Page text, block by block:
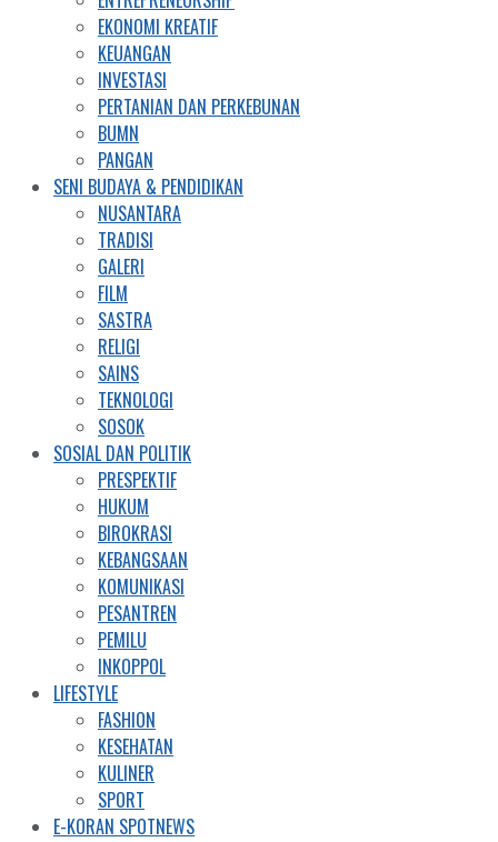
EKONOMI KREATIF
KEUANGAN
INVESTASI
PERTANIAN DAN PERKEBUNAN
BUMN
PANGAN
SENI BUDAYA & PENDIDIKAN
NUSANTARA
TRADISI
GALERI
FILM
SASTRA
RELIGI
SAINS
TEKNOLOGI
SOSOK
SOSIAL DAN POLITIK
PRESPEKTIF
HUKUM
BIROKRASI
KEBANGSAAN
KOMUNIKASI
PESANTREN
PEMILU
INKOPPOL
LIFESTYLE
FASHION
KESEHATAN
KULINER
SPORT
E-KORAN SPOTNEWS